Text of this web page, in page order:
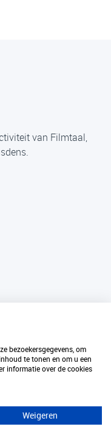
van Filmtaal,
bezoekersgegevens, om
te tonen en om u een
informatie over de cookies
Weigeren